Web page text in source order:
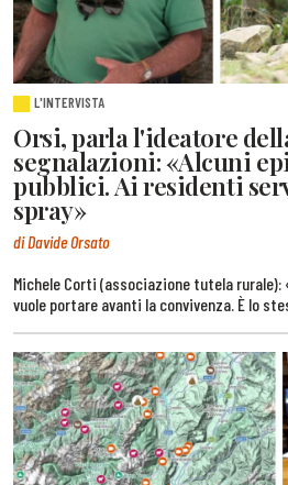
L'INTERVISTA
Orsi, parla l'ideatore
segnalazioni: «Alcuni
pubblici. Ai residenti
spray»
di Davide Orsato
Michele Corti (associazione tutela
vuole portare avanti la convivenza. È lo